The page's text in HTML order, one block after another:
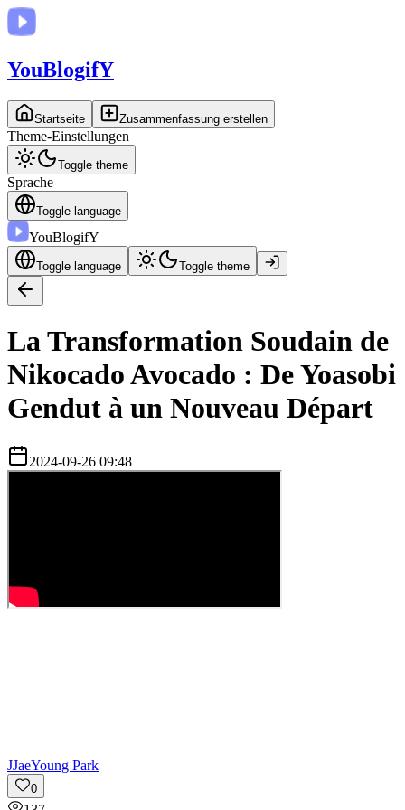
YouBlogifY
Startseite Zusammenfassung erstellen
Theme-Einstellungen
Toggle theme
Sprache
Toggle language
YouBlogifY
Toggle language Toggle theme
La Transformation Soudain de
Nikocado Avocado : De Yoasobi
Gendut à un Nouveau Départ
2024-09-26 09:48
JJaeYoung Park
0